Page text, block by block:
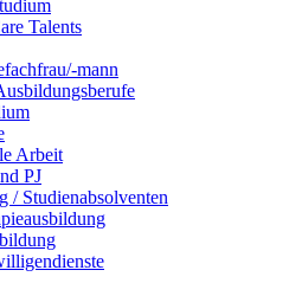
Talents
mann
Arbeit
PJ
/ Studienabsolventen